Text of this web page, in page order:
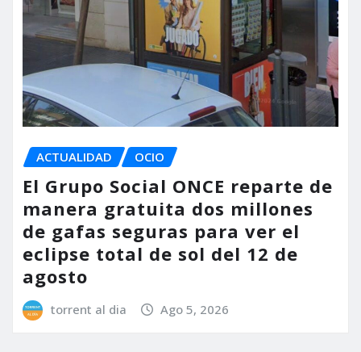
ACTUALIDAD OCIO
El Grupo Social ONCE reparte de
manera gratuita dos millones
de gafas seguras para ver el
eclipse total de sol del 12 de
agosto
torrent al dia Ago 5, 2026